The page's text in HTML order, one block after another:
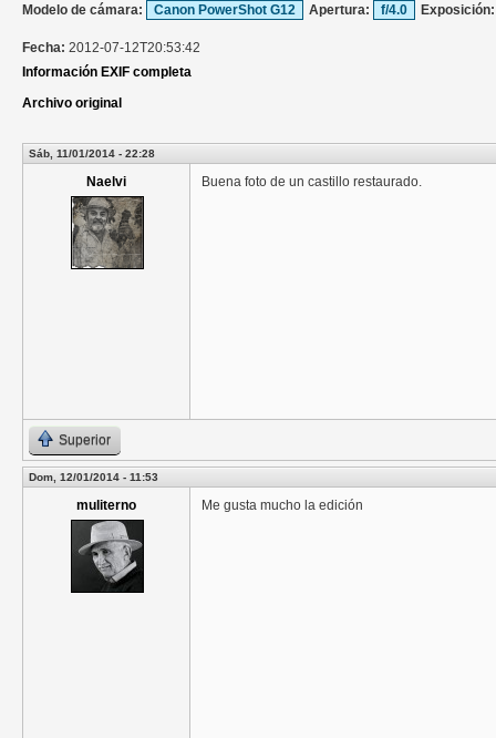
Modelo de cámara: Canon PowerShot G12 Apertura: f/4.0
Fecha: 2012-07-12T20:53:42
Información EXIF completa
Archivo original
Sáb, 11/01/2014 - 22:28
Naelvi Buena foto de un castillo restaurado.
Superior
Dom, 12/01/2014 - 11:53
muliterno Me gusta mucho la edición